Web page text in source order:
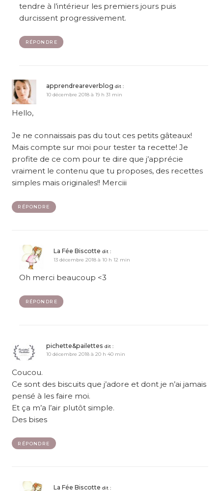
tendre à l’intérieur les premiers jours puis
durcissent progressivement.
RÉPONDRE
apprendreareverblog dit :
10 décembre 2018 à 19 h 31 min
Hello,
Je ne connaissais pas du tout ces petits gâteaux!
Mais compte sur moi pour tester ta recette! Je
profite de ce com pour te dire que j’apprécie
vraiment le contenu que tu proposes, des recettes
simples mais originales!! Merciii
RÉPONDRE
La Fée Biscotte dit :
13 décembre 2018 à 10 h 12 min
Oh merci beaucoup <3
RÉPONDRE
pichette&pailettes dit :
10 décembre 2018 à 20 h 40 min
Coucou.
Ce sont des biscuits que j’adore et dont je n’ai jamais
pensé à les faire moi.
Et ça m’a l’air plutôt simple.
Des bises
RÉPONDRE
La Fée Biscotte dit :